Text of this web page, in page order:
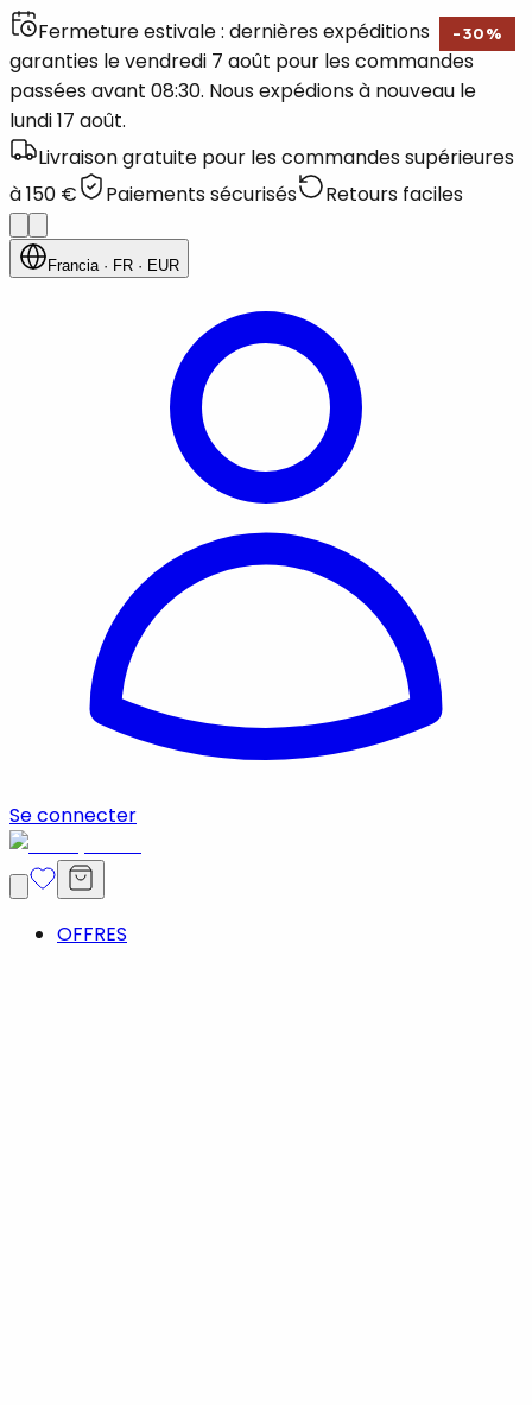
Fermeture estivale : dernières expéditions
garanties le vendredi 7 août pour les commandes
passées avant 08:30. Nous expédions à nouveau le
lundi 17 août.
Livraison gratuite pour les commandes supérieures
à 150 €
Paiements sécurisés Retours faciles
Francia· FR · EUR
Se connecter
OFFRES
- 30 %